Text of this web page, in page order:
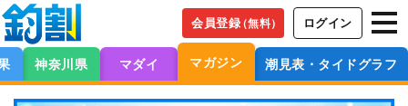
会員登録（無料） ログイン
神奈川県 マダイ マガジン 潮見表・タイドグラフ